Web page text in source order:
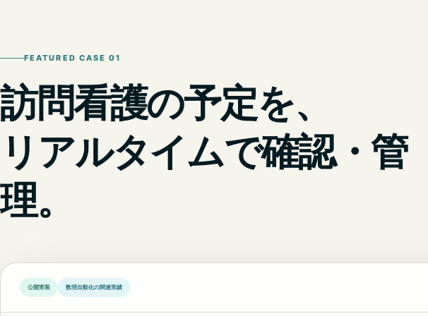
FEATURED CASE 01
訪問看護の予定を、
リアルタイムで確認・管
理。
公開実装 数理自動化の関連実績